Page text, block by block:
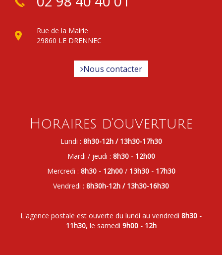
Rue de la Mairie
29860 LE DRENNEC
Nous contacter
Horaires d'ouverture
Lundi : 8h30-12h / 13h30-17h30
Mardi / jeudi : 8h30 - 12h00
Mercredi : 8h30 - 12h00/ 13h30 - 17h30
Vendredi : 8h30h-12h / 13h30-16h30
L'agence postale est ouverte du lundi au vendredi 8h30 -
11h30, le samedi 9h00 - 12h